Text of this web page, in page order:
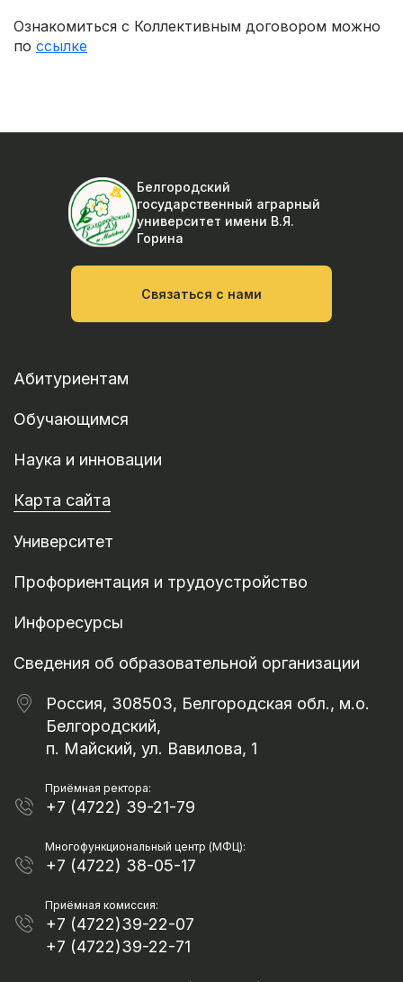
Ознакомиться с Коллективным договором можно
по ссылке
Белгородский
государственный аграрный
университет имени В.Я.
Горина
Связаться с нами
Абитуриентам
Обучающимся
Наука и инновации
Карта сайта
Университет
Профориентация и трудоустройство
Инфоресурсы
Сведения об образовательной организации
Россия, 308503, Белгородская обл., м.о.
Белгородский,
п. Майский, ул. Вавилова, 1
Приёмная ректора:
+7 (4722) 39-21-79
Многофункциональный центр (МФЦ):
+7 (4722) 38-05-17
Приёмная комиссия:
+7 (4722)39-22-07
+7 (4722)39-22-71